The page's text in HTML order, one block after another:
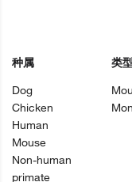
种属
Dog
Chicken
Human
Mouse
Non-human
primate
类型